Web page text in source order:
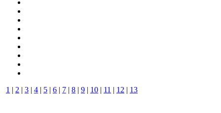
1 | 2 | 3 | 4 | 5 | 6 | 7 | 8 | 9 | 10 | 11 | 12 | 13